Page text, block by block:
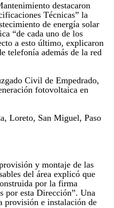
destacaron
Técnicas” la
de energía solar
“de cada uno de los
a esto último, explicaron
telefonía además de la red
Civil de Empedrado,
fotovoltaica en
Loreto, San Miguel, Paso
y montaje de las
del área explicó que
por la firma
por esta Dirección”. Una
provisión e instalación de